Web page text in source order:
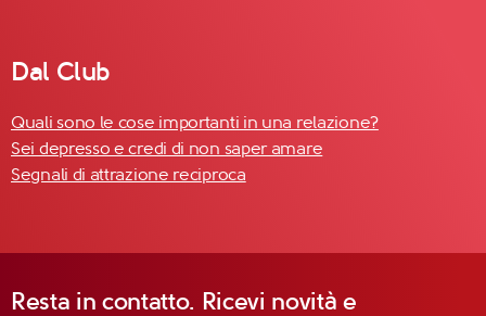
Dal Club
Quali sono le cose importanti in una relazione?
Sei depresso e credi di non saper amare
Segnali di attrazione reciproca
Resta in contatto. Ricevi novità e